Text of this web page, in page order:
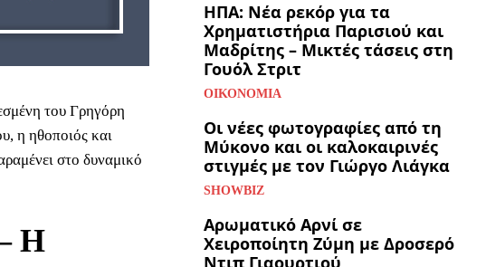
του Γρηγόρη
η ηθοποιός και
στο δυναμικό
Η
ΗΠΑ: Νέα ρεκόρ για τα
Χρηματιστήρια Παρισιού και
Μαδρίτης – Μικτές τάσεις στη
Γουόλ Στριτ
ΟΙΚΟΝΟΜΊΑ
Οι νέες φωτογραφίες από τη
Μύκονο και οι καλοκαιρινές
στιγμές με τον Γιώργο Λιάγκα
SHOWBIZ
Αρωματικό Αρνί σε
Χειροποίητη Ζύμη με Δροσερό
Ντιπ Γιαουρτιού